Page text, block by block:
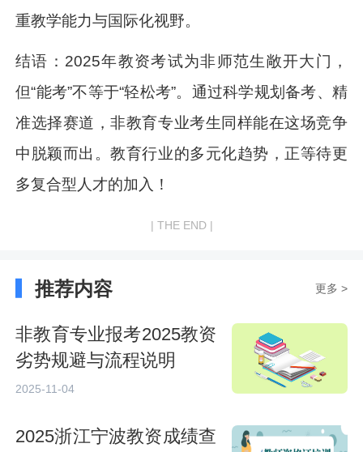
重教学能力与国际化视野。
结语：2025年教资考试为非师范生敞开大门，
但“能考”不等于“轻松考”。通过科学规划备考、精
准选择赛道，非教育专业考生同样能在这场竞争
中脱颖而出。教育行业的多元化趋势，正等待更
多复合型人才的加入！
| THE END |
推荐内容 更多 >
非教育专业报考2025教资
劣势规避与流程说明
2025-11-04
2025浙江宁波教资成绩查